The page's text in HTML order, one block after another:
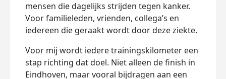
mensen die dagelijks strijden tegen kanker.
Voor familieleden, vrienden, collega’s en
iedereen die geraakt wordt door deze ziekte.
Voor mij wordt iedere trainingskilometer een
stap richting dat doel. Niet alleen de finish in
Eindhoven, maar vooral bijdragen aan een